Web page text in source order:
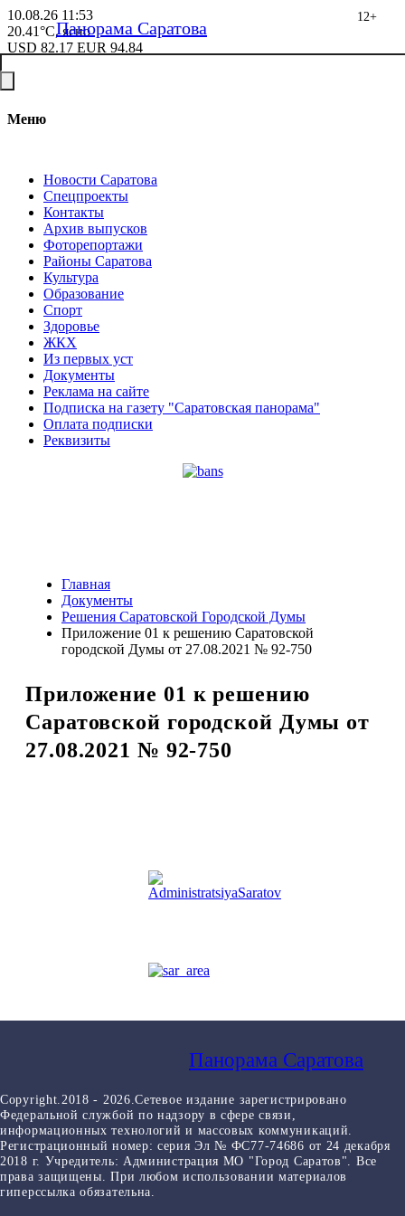
10.08.26 11:53
20.41°C, ясно
USD 82.17 EUR 94.84
Меню
Новости Саратова
Спецпроекты
Контакты
Архив выпусков
Фоторепортажи
Районы Саратова
Культура
Образование
Спорт
Здоровье
ЖКХ
Из пеpвых уст
Документы
Реклама на сайте
Подписка на газету "Саратовская панорама"
Оплата подписки
Реквизиты
Панорама Саратова
12+
Главная
Документы
Решения Саратовской Городской Думы
Приложение 01 к решению Саратовской
городской Думы от 27.08.2021 № 92-750
Приложение 01 к решению
Саратовской городской Думы от
27.08.2021 № 92-750
Панорама Саратова
Copyright.2018 - 2026.Сетевое издание зарегистрировано
Федеральной службой по надзору в сфере связи,
информационных технологий и массовых коммуникаций.
Регистрационный номер: серия Эл № ФС77-74686 от 24 декабря
2018 г. Учредитель: Администрация МО "Город Саратов". Все
права защищены. При любом использовании материалов
гиперссылка обязательна.